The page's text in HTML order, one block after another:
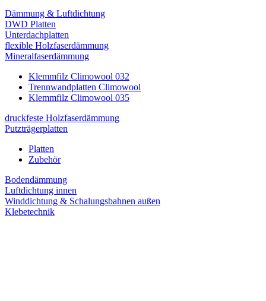
Dämmung & Luftdichtung
DWD Platten
Unterdachplatten
flexible Holzfaserdämmung
Mineralfaserdämmung
Klemmfilz Climowool 032
Trennwandplatten Climowool
Klemmfilz Climowool 035
druckfeste Holzfaserdämmung
Putzträgerplatten
Platten
Zubehör
Bodendämmung
Luftdichtung innen
Winddichtung & Schalungsbahnen außen
Klebetechnik